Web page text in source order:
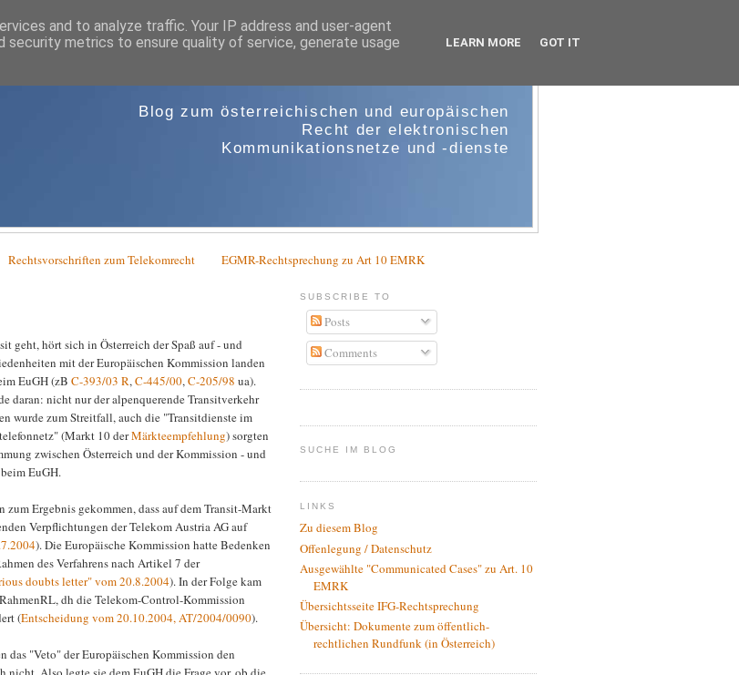
Blog zum österreichischen und europäischen
Recht der elektronischen
Kommunikationsnetze und -dienste
Rechtsvorschriften zum Telekomrecht EGMR-Rechtsprechung zu Art 10 EMRK
geht, hört sich in Österreich der Spaß auf - und
mit der Europäischen Kommission landen
EuGH (zB C-393/03 R,C-445/00,C-205/98 ua).
daran: nicht nur der alpenquerende Transitverkehr
wurde zum Streitfall, auch die "Transitdienste im
(Markt 10 derMärkteempfehlung) sorgten
zwischen Österreich und der Kommission - und
EuGH.
Ergebnis gekommen, dass auf dem Transit-Markt
Verpflichtungen der Telekom Austria AG auf
). Die Europäische Kommission hatte Bedenken
des Verfahrens nach Artikel 7 der
doubts letter" vom 20.8.2004). In der Folge kam
dh die Telekom-Control-Kommission
(Entscheidung vom 20.10.2004, AT/2004/0090).
das "Veto" der Europäischen Kommission den
SUBSCRIBE TO
Posts
Comments
SUCHE IM BLOG
LINKS
Zu diesem Blog
Offenlegung / Datenschutz
Ausgewählte "Communicated Cases" zu Art. 10
EMRK
Übersichtsseite IFG-Rechtsprechung
Übersicht: Dokumente zum öffentlich-
rechtlichen Rundfunk (in Österreich)
and to analyze traffic. Your IP address and user-agent
security metrics to ensure quality of service, generate usage
LEARN MORE GOT IT